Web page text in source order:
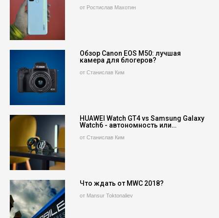
от Ростислав Махотин
Обзор Canon EOS M50: лучшая
камера для блогеров?
от Станислав Ким
HUAWEI Watch GT4 vs Samsung Galaxy
Watch6 - автономность или…
от Станислав Ким
Что ждать от MWC 2018?
от Mansur Toktonaliev